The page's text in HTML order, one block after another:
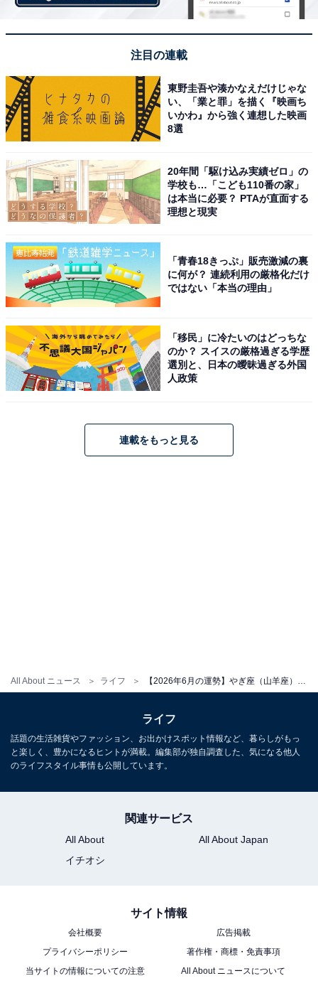
All About ニュース ライフ
【6月の運勢】やぎ座（山羊座）※今見ている記事
【6月の運勢】みずがめ座（水瓶座）
【6月の運勢】うお座（魚座）
占い師：章月 綾乃
占い、心理テストの執筆、監修。雑誌、Web、広告
注目の連載
東野圭吾や湊かなえだけじゃな
い、「業と罪」を描く『映画ち
いかわ』から強く連想した映画
8選
20年間「駆け込み実績ゼロ」の
学校も…「こども110番の家」
は本当に必要？ PTAが直面する
理想と現実
「青春18きっぷ」販売激減の裏
に何が？ 連続利用の厳格化だけ
ではない「本当の理由」
「移民」に冷たいのはどっちな
のか？ スイスの厳格過ぎる学歴
選別と、日本の曖昧過ぎる外国
人政策
連載をもっと見る
ライフ
話題の生活雑貨やファッション、お出かけスポット情報など、暮らしがもっ
と楽しく、豊かになるヒントが満載。編集部が独自調査した、気になる他人
のライフスタイル事情も公開しています。
関連サービス
All About
All About Japan
イチオシ
サイト情報
会社概要
広告掲載
プライバシーポリシー
著作権・商標・免責事項
当サイトの情報についての注意
All About ニュースについて